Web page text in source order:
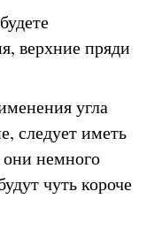
верхние пряди
угла
следует иметь
немного
чуть короче